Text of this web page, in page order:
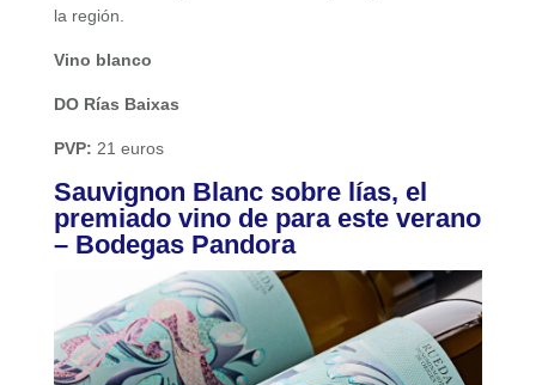
la región.
Vino blanco
DO Rías Baixas
PVP: 21 euros
Sauvignon Blanc sobre lías, el
premiado vino de para este verano
– Bodegas Pandora